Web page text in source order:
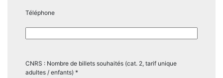
Téléphone
CNRS : Nombre de billets souhaités (cat. 2, tarif unique
adultes / enfants) Quantité
*